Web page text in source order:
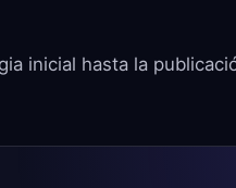
inicial hasta la